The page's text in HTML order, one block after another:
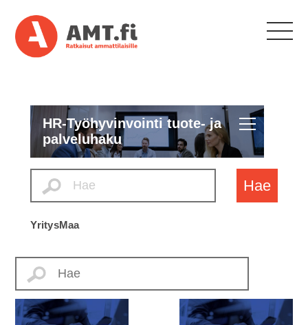
HR-Työhyvinvointi tuote- ja
palveluhaku
Hae
YritysMaa